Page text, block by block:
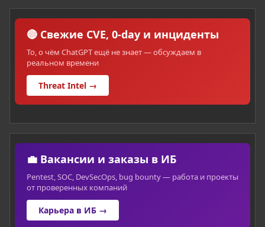
🔴 Свежие CVE, 0-day и инциденты
То, о чём ChatGPT ещё не знает — обсуждаем в
реальном времени
Threat Intel →
💼 Вакансии и заказы в ИБ
Pentest, SOC, DevSecOps, bug bounty — работа и проекты
от проверенных компаний
Карьера в ИБ →